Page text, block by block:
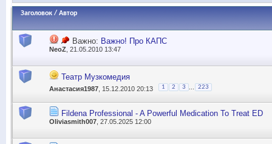
Заголовок / Автор
Важно: Важно! Про КАПС
NeoZ , 21.05.2010 13:47
Театр Музкомедия
Анастасия1987 , 15.12.2010 20:13 1 2 3 223
Fildena Professional - A Powerful Medication To Treat ED
Oliviasmith007 , 27.05.2025 12:00